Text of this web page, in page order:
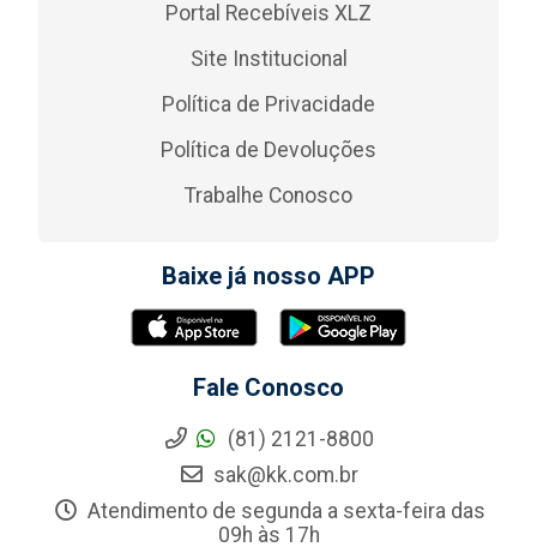
Portal Recebíveis XLZ
Site Institucional
Política de Privacidade
Política de Devoluções
Trabalhe Conosco
Baixe já nosso APP
Fale Conosco
(81) 2121-8800
sak@kk.com.br
Atendimento de segunda a sexta-feira das
09h às 17h